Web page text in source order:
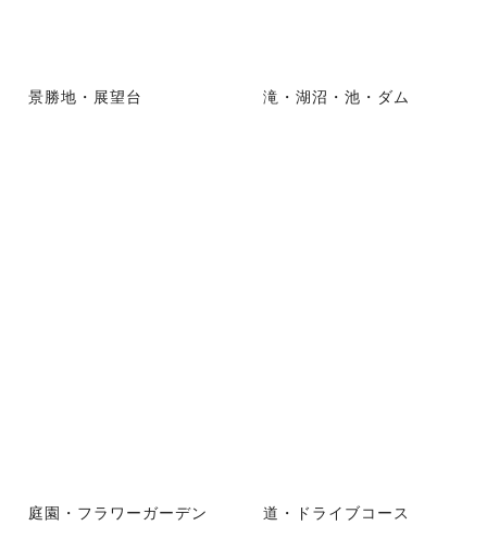
景勝地・展望台 滝・湖沼・池・ダム
庭園・フラワーガーデン 道・ドライブコース